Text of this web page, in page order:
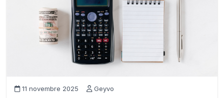
11 novembre 2025 Geyvo